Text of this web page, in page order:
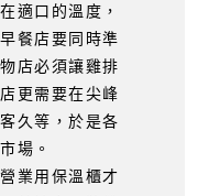
適口的溫度，
餐店要同時準
店必須讓雞排
更需要在尖峰
久等，於是各
場。
業用保溫櫃才